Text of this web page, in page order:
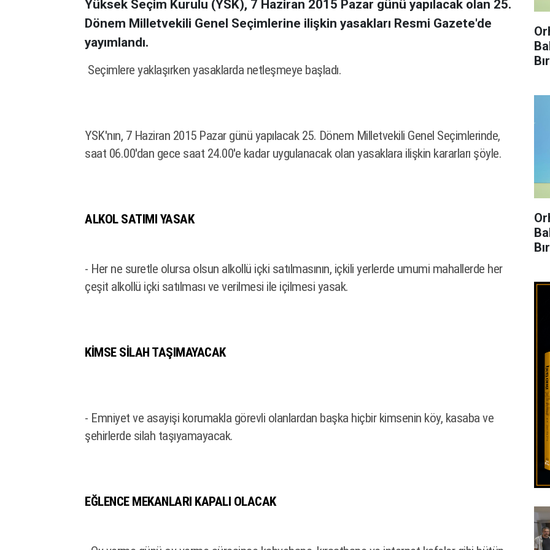
Yüksek Seçim Kurulu (YSK), 7 Haziran 2015 Pazar günü yapılacak olan 25.
Dönem Milletvekili Genel Seçimlerine ilişkin yasakları Resmi Gazete'de
yayımlandı.
Seçimlere yaklaşırken yasaklarda netleşmeye başladı.
YSK'nın, 7 Haziran 2015 Pazar günü yapılacak 25. Dönem Milletvekili Genel Seçimlerinde,
saat 06.00'dan gece saat 24.00'e kadar uygulanacak olan yasaklara ilişkin kararları şöyle.
ALKOL SATIMI YASAK
- Her ne suretle olursa olsun alkollü içki satılmasının, içkili yerlerde umumi mahallerde her
çeşit alkollü içki satılması ve verilmesi ile içilmesi yasak.
KİMSE SİLAH TAŞIMAYACAK
- Emniyet ve asayişi korumakla görevli olanlardan başka hiçbir kimsenin köy, kasaba ve
şehirlerde silah taşıyamayacak.
EĞLENCE MEKANLARI KAPALI OLACAK